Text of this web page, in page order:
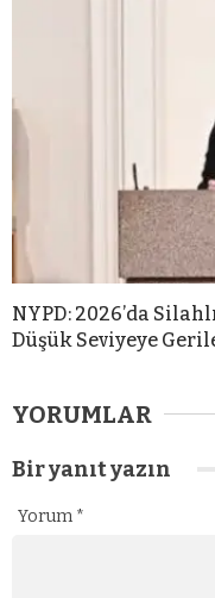
NYPD: 2026’da
Düşük Seviyeye
YORUMLAR
Bir yanıt yazın
Yorum *